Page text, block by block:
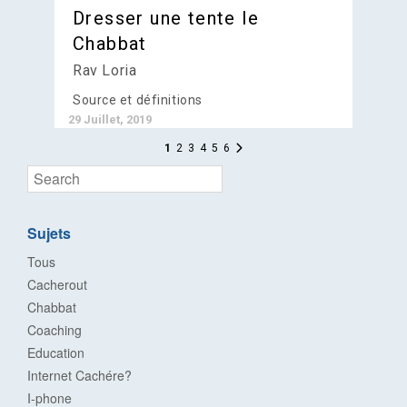
Dresser une tente le
Chabbat
Rav Loria
Source et définitions
29 Juillet, 2019
1 2 3 4 5 6
Sujets
Tous
Cacherout
Chabbat
Coaching
Education
Internet Cachére?
I-phone